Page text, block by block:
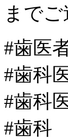
まで
#歯医
#歯科
#歯科
#歯科